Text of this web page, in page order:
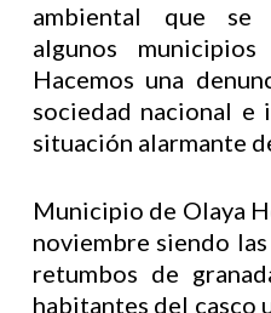
ambiental que se
algunos
Hacemos una
sociedad nacional e
situación alarmante
Municipio de Olaya
noviembre siendo
retumbos de
habitantes del casco